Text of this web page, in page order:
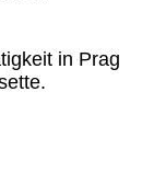
in Prag